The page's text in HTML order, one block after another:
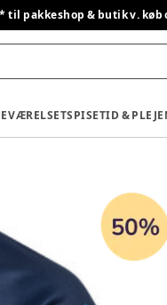
til pakkeshop & butik v. køb
SPISETID & PLEJE